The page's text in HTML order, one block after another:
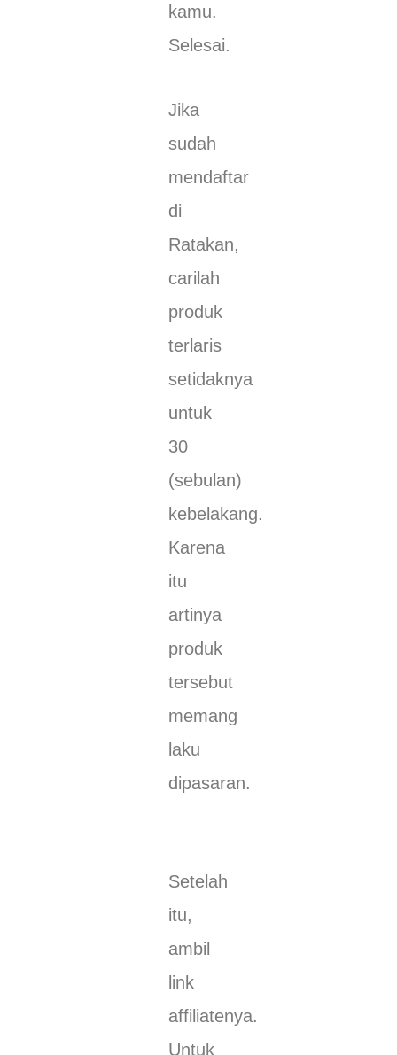
kamu.
Selesai.
Jika
sudah
mendaftar
di
Ratakan,
carilah
produk
terlaris
setidaknya
untuk
30
(sebulan)
kebelakang.
Karena
itu
artinya
produk
tersebut
memang
laku
dipasaran.
Setelah
itu,
ambil
link
affiliatenya.
Untuk